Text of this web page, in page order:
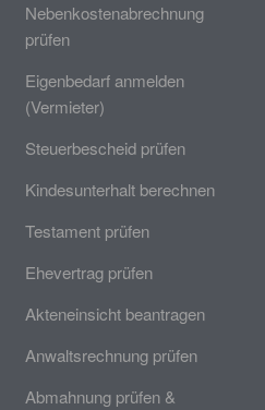
Nebenkostenabrechnung
prüfen
Eigenbedarf anmelden
(Vermieter)
Steuerbescheid prüfen
Kindesunterhalt berechnen
Testament prüfen
Ehevertrag prüfen
Akteneinsicht beantragen
Anwaltsrechnung prüfen
Abmahnung prüfen &